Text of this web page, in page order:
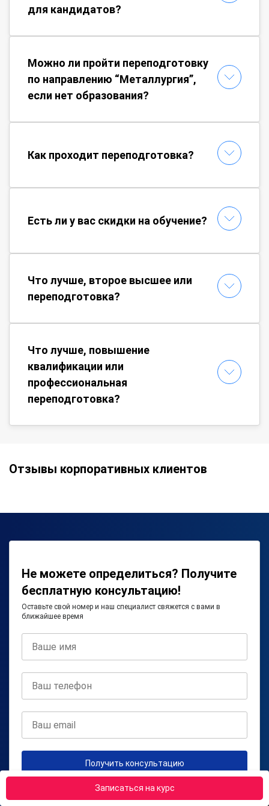
Записаться на курс
для кандидатов?
Можно ли пройти переподготовку
по направлению “Металлургия”,
если нет образования?
Как проходит переподготовка?
Есть ли у вас скидки на обучение?
Что лучше, второе высшее или
переподготовка?
Что лучше, повышение
квалификации или
профессиональная
переподготовка?
Отзывы корпоративных клиентов
Не можете определиться? Получите
бесплатную консультацию!
Оставьте свой номер и наш специалист свяжется с вами в
ближайшее время
Получить консультацию
Нажимая на кнопку, я соглашаюсь наобработку персональных